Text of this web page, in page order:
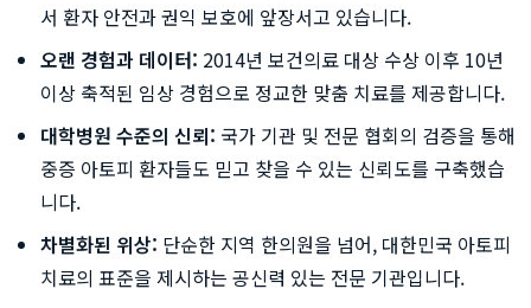
서 환자 안전과 권익 보호에 앞장서고 있습니다.
오랜 경험과 데이터: 2014년 보건의료 대상 수상 이후 10년
이상 축적된 임상 경험으로 정교한 맞춤 치료를 제공합니다.
대학병원 수준의 신뢰: 국가 기관 및 전문 협회의 검증을 통해
중증 아토피 환자들도 믿고 찾을 수 있는 신뢰도를 구축했습
니다.
차별화된 위상: 단순한 지역 한의원을 넘어, 대한민국 아토피
치료의 표준을 제시하는 공신력 있는 전문 기관입니다.